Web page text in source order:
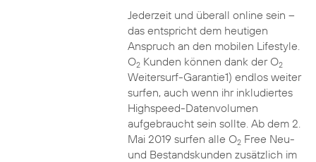
Jederzeit und überall online sein –
das entspricht dem heutigen
Anspruch an den mobilen Lifestyle.
O2Kunden können dank der O2
Weitersurf-Garantie1) endlos weiter
surfen, auch wenn ihr inkludiertes
Highspeed-Datenvolumen
aufgebraucht sein sollte. Ab dem 2.
Mai 2019 surfen alle O2Free Neu-
und Bestandskunden zusätzlich im